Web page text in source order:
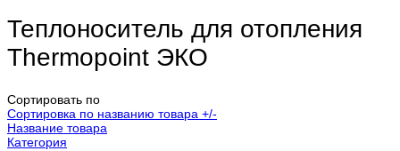
Теплоноситель для отопления
Thermopoint ЭКО
Сортировать по
Сортировка по названию товара +/-
Название товара
Категория